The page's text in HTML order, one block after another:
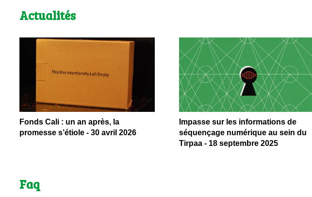
Actualités
Fonds Cali : un an après, la
promesse s’étiole - 30 avril 2026
Impasse sur les informations de
séquençage numérique au sein du
Tirpaa - 18 septembre 2025
Faq